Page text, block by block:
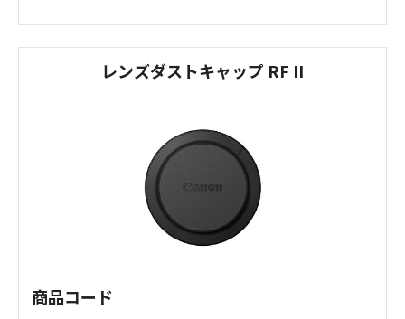
レンズダストキャップ RF II
商品コード